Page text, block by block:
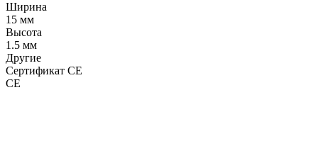
Ширина
15 мм
Высота
1.5 мм
Другие
Сертификат CE
CE